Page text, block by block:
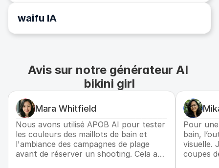
détaillants pour permettre aux consommateurs de
exemple, taille haute ou coulier halter) apparaîtrait sur
un défi clé associé à la mode en ligne : les expéditions de
retour en raison d'un mauvais ajustement, estimées être
un facteur clé derrière environ 70 % des retours de
vêtements.
waifu IA
Avis sur notre générateur AI
bikini girl
Mara Whitfield
Nous avons utilisé APOB AI pour tester
les couleurs des maillots de bain et
l'ambiance des campagnes de plage
avant de réserver un shooting. Cela a
Pour
bain,
visuelle.
coupes